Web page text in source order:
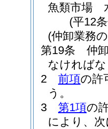
魚類市場
(平12
(仲卸業務
第19条
仲
なければ
2
前項の許
う。
3
第1項の
により、